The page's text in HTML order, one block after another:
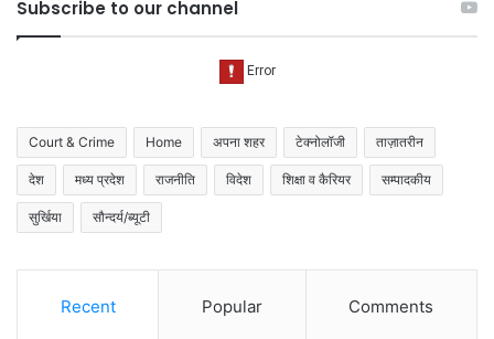
Subscribe to our channel
Court & Crime Home अपना शहर टेक्नोलॉजी ताज़ातरीन
देश मध्य प्रदेश राजनीति विदेश शिक्षा व कैरियर सम्पादकीय
सुर्खिया सौन्दर्य/ब्यूटी
Recent Popular Comments